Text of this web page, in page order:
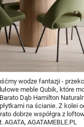
wodze fantazji -
meble Qubik, które
Dąb Hamilton
na ścianie. Z kolei
dobrze współgra z
AGATAMEBLE.PL